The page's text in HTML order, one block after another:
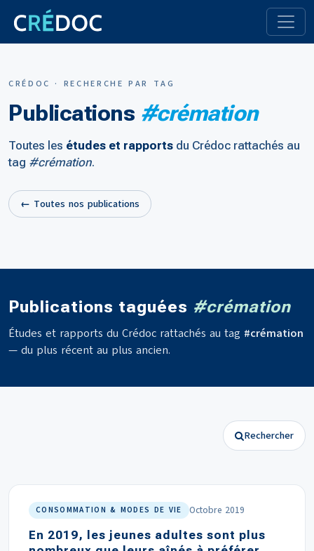
CRÉDOC · RECHERCHE PAR TAG
Publications #crémation
Toutes les études et rapports du Crédoc rattachés au
tag #crémation.
← Toutes nos publications
Publications taguées #crémation
Études et rapports du Crédoc rattachés au tag #crémation
— du plus récent au plus ancien.
Rechercher
CONSOMMATION & MODES DE VIE Octobre 2019
En 2019, les jeunes adultes sont plus